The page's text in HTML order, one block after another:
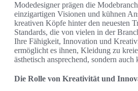
Modedesigner prägen die
einzigartigen Visionen und kühnen
kreativen Köpfe hinter den neuesten
Standards, die von vielen in der
Ihre Fähigkeit, Innovation und
ermöglicht es ihnen, Kleidung zu
ästhetisch ansprechend, sondern
Die Rolle von Kreativität und